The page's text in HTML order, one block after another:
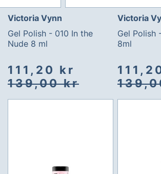
Victoria Vynn
Gel Polish - 010 In the
Nude 8 ml
Spesialpris
111,20 kr
139,00 kr
Victoria
Gel Polish
8ml
Spesialpris